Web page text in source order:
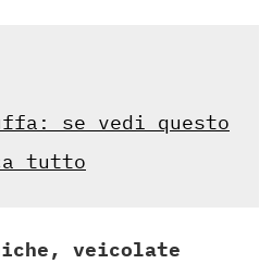
se vedi questo
tutto
veicolate